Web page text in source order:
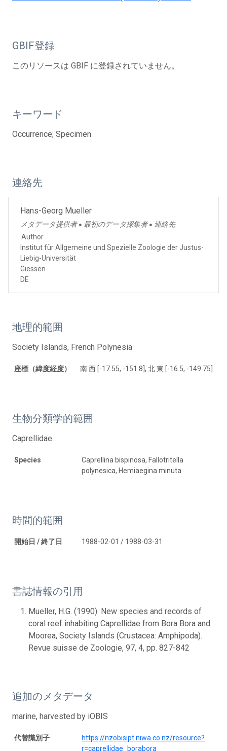
GBIF登録
このリソースは GBIF に登録されていません。
キーワード
Occurrence; Specimen
連絡先
Hans-Georg Mueller
メタデータ提供者 ● 最初のデータ採集者 ● 連絡先
Author
Institut für Allgemeine und Spezielle Zoologie der Justus-
Liebig-Universität
Giessen
DE
地理的範囲
Society Islands, French Polynesia
座標（緯度経度） 南 西 [-17.55, -151.8], 北 東 [-16.5, -149.75]
生物分類学的範囲
Caprellidae
Species
Caprellina bispinosa, Fallotritella
polynesica, Hemiaegina minuta
時間的範囲
開始日 / 終了日 1988-02-01 / 1988-03-31
書誌情報の引用
Mueller, H.G. (1990). New species and records of
coral reef inhabiting Caprellidae from Bora Bora and
Moorea, Society Islands (Crustacea: Amphipoda).
Revue suisse de Zoologie, 97, 4, pp. 827-842
追加のメタデータ
marine, harvested by iOBIS
代替識別子
https://nzobisipt.niwa.co.nz/resource?
r=caprellidae_borabora